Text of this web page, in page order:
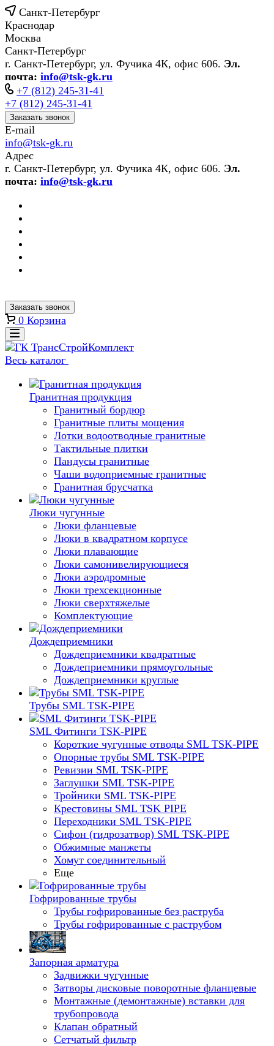
Санкт-Петербург
Краснодар
Москва
Санкт-Петербург
г. Санкт-Петербург, ул. Фучика 4К, офис 606. Эл.
почта: info@tsk-gk.ru
+7 (812) 245-31-41
+7 (812) 245-31-41
Заказать звонок
E-mail
info@tsk-gk.ru
Адрес
г. Санкт-Петербург, ул. Фучика 4К, офис 606. Эл.
почта: info@tsk-gk.ru
Заказать звонок
0 Корзина
Весь каталог
Гранитная продукция
Гранитный бордюр
Гранитные плиты мощения
Лотки водоотводные гранитные
Тактильные плитки
Пандусы гранитные
Чаши водоприемные гранитные
Гранитная брусчатка
Люки чугунные
Люки фланцевые
Люки в квадратном корпусе
Люки плавающие
Люки самонивелирующиеся
Люки аэродромные
Люки трехсекционные
Люки сверхтяжелые
Комплектующие
Дождеприемники
Дождеприемники квадратные
Дождеприемники прямоугольные
Дождеприемники круглые
Трубы SML TSK-PIPE
SML Фитинги TSK-PIPE
Короткие чугунные отводы SML TSK-PIPE
Опорные трубы SML TSK-PIPE
Ревизии SML TSK-PIPE
Заглушки SML TSK-PIPE
Тройники SML TSK-PIPE
Крестовины SML TSK PIPE
Переходники SML TSK-PIPE
Сифон (гидрозатвор) SML TSK-PIPE
Обжимные манжеты
Хомут соединительный
Еще
Гофрированные трубы
Трубы гофрированные без раструба
Трубы гофрированные с раструбом
Запорная арматура
Задвижки чугунные
Затворы дисковые поворотные фланцевые
Монтажные (демонтажные) вставки для
трубопровода
Клапан обратный
Сетчатый фильтр